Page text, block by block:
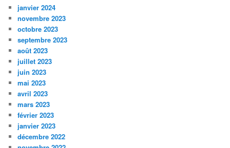
janvier 2024
novembre 2023
octobre 2023
septembre 2023
août 2023
juillet 2023
juin 2023
mai 2023
avril 2023
mars 2023
février 2023
janvier 2023
décembre 2022